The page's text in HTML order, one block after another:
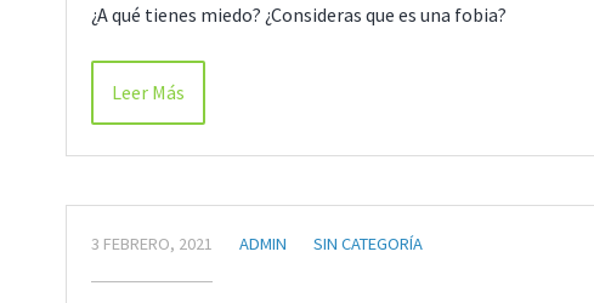
¿A qué tienes miedo? ¿Consideras que es una fobia?
Leer Más
3 FEBRERO, 2021 ADMIN SIN CATEGORÍA